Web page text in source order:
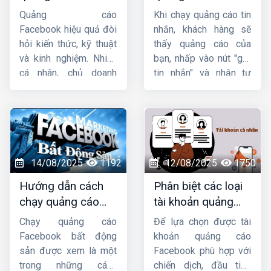
năng tối ưu tự động
của Facebook, khi nào
cần điều chỉnh thủ
công, và đâu là những
“điểm vàng” phù hợp
nay,Công ty HIGsẽ
hướng dẫn bạncách
chạy quảng cáo
group facebook chi
tiết hiệu quả.
facebook uy tín,
chuyên nghiệp, giá
tốt
Quảng cáo
Facebook hiệu quả đòi
hỏi kiến thức, kỹ thuật
và kinh nghiệm. Nhiều
cá nhân, chủ doanh
do chưa hiểu rõ cách
thiết lập, quản lý ngân
sách và tối ưu chiến
dịch. Nếu chưa vững về
Facebook Ads, thuê
chạy quảng cáo
Facebook sẽ giúp tiết
kiệm thời gian, tối ưu
chi phí và đạt kết quả
tốt hơn.
facebook chi tiết
từ A đến Z
Khi chạy quảng cáo tin
nhắn, khách hàng sẽ
thấy quảng cáo của
bạn, nhấp vào nút "gửi
tin nhắn" và nhận tư
bài viết này,
HIG
sẽhướng dẫn
chạy quảng cáo tin
nhắn facebookchi
tiết nhé !
14/08/2025 1192
Hướng dẫn cách
chạy quảng cáo
BĐS trên facebook
hiệu quả nhất
Chạy quảng cáo
Facebook bất động
sản được xem là một
trong những cách
12/08/2025 1750
Phân biệt các loại
tài khoản quảng
cáo facebook hiện
nay
Để lựa chọn được tài
khoản quảng cáo
Facebook phù hợp với
chiến dịch, đầu tiên